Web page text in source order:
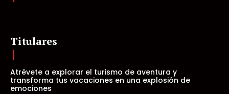
Titulares
Atrévete a explorar el turismo de aventura y
transforma tus vacaciones en una explosión de
emociones